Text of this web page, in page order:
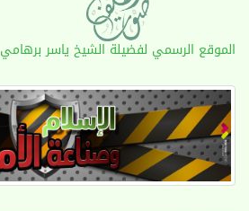
الموقع الرسمي لفضيلة الشيخ ياسر برهامي